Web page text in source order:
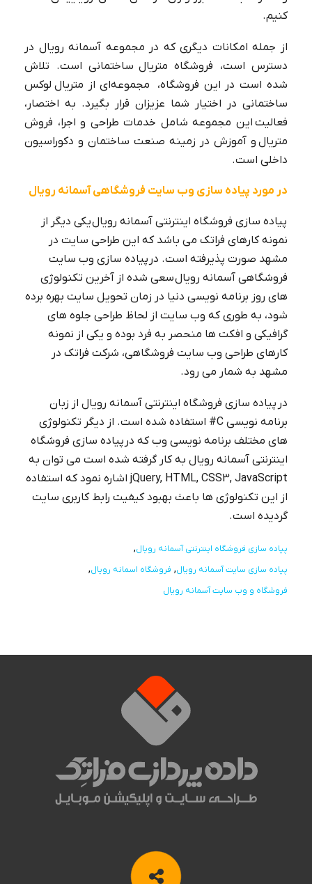
کنیم.
از جمله امکانات دیگری که در مجموعه آسمانه رویال در
دسترس است، فروشگاه متریال ساختمانی است. تلاش
شده است در این فروشگاه، مجموعه‌ای از متریال لوکس
ساختمانی در اختیار شما عزیزان قرار بگیرد. به اختصار،
فعالیت این مجموعه شامل خدمات طراحی و اجرا، فروش
متریال و آموزش در زمینه صنعت ساختمان و دکوراسیون
داخلی است.
در مورد پیاده سازی وب سایت فروشگاهی آسمانه رویال
پیاده سازی فروشگاه اینترنتی آسمانه رویال یکی دیگر از
نمونه کارهای فراتک می باشد که این طراحی سایت در
مشهد صورت پذیرفته است. در پیاده سازی وب سایت
فروشگاهی آسمانه رویال سعی شده از آخرین تکنولوژی
های روز برنامه نویسی دنیا در زمان تحویل سایت بهره برده
شود، به طوری که وب سایت از لحاظ طراحی جلوه های
گرافیکی و افکت ها منحصر به فرد بوده و یکی از نمونه
کارهای طراحی وب سایت فروشگاهی، شرکت فراتک در
مشهد به شمار می رود.
در پیاده سازی فروشگاه اینترنتی آسمانه رویال از زبان
برنامه نویسی C# استفاده شده است. از دیگر تکنولوژی
های مختلف برنامه نویسی وب که در پیاده سازی فروشگاه
اینترنتی آسمانه رویال به کار گرفته شده است می توان به
jQuery, HTML, CSS3, JavaScript اشاره نمود که استفاده
از این تکنولوژی ها باعث بهبود کیفیت رابط کاربری سایت
گردیده است.
پیاده سازی فروشگاه اینترنتی آسمانه رویال
پیاده سازی سایت آسمانه رویال فروشگاه اسمانه رویال
فروشگاه و وب سایت آسمانه رویال